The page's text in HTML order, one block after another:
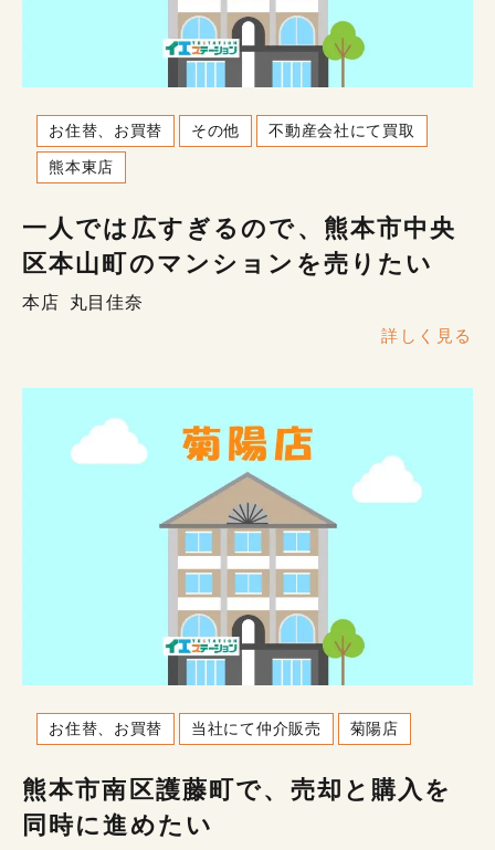
お住替、お買替 その他 不動産会社にて買取
熊本東店
一人では広すぎるので、熊本市中央
区本山町のマンションを売りたい
本店 丸目佳奈
詳しく見る
お住替、お買替 当社にて仲介販売 菊陽店
熊本市南区護藤町で、売却と購入を
同時に進めたい